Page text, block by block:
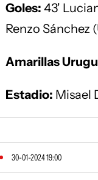
Goles: 43'
Renzo Sánchez
Amarillas
Estadio: Misael
30-01-2024 19:00